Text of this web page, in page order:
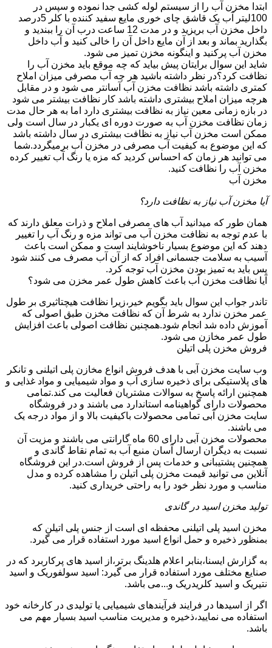
ابتدا مخزن آب را از سیستم لوله کشی جدا نموده و سپس در
100لیتر آب یک قاشق چای خوری مایع سفید کننده با کلر 5درصد
داخل مخزن آب بریزید و در مدت 12 ساعت درب آن را ببندید و
بگذارید بماند و بعد از آن مایع داخل آن را خالی کنید و آب داخل
مخزن آب پرکنید و اینگونه مخزن تمیز می شود.
شاید این سوال برایتان پیش بیاید که چه موقع باید مخزن آب را
نظافت کرد؟در نظر داشته باشید هر چه آب مصرفی میزان املاح
کمتری داشته باشد نظافت مخزن آب آسانتر می شود و در مقابل
هرچه میزان املاح بیشتری داشته باشد کار نظافت بیشتر می شود
در بازه زمانی معین نیاز به نظافت بیشتری دارد اما به هر حال مدت
زمان نظافت مخزن آب به صورت دوره ای یکبار در سال است ولی
ممکن است مخزن آب نیاز به نظافت بیشتری در سال داشته باشد
که این موضوع به کیفیت آب مصرفی در مخزن آب برمیگردد.شما
می توانید هر زمان که احساس کردید که مزه یا رنگ آب تغییر کرده
مخزن آب را نظافت کنید.
مخزن آب
آیا مخزن آب نیاز به نظافت دارد؟
همان طور که میدانید آب های مصرفی املاح و ذرات معلق دارند که
با عدم توجه به نظافت مخزن آب می تواند مزه و رنگ آب را تغییر
دهند که این موضوع بسیار ناخوشایند است و ممکن است باعث
آسیب به سلامت جسمانی افراد که از آن آب مصرف می کنند شود
پس باید به تمیز بودن مخزن آب توجه کرد.
آیا نظافت مخزن آب باعث کاهش طول عمر مخزن می شود؟
تاندر جواب این سوال باید بگویم خیر،زیرا نظافت هیچتاثیری بر طول
عمر مخزن ندارد به شرط آن که نظافت مخزن طبق اصولی که
آموزش داده شد انجام شود.همچنین نظافت اصولی باعث افزایش
طول عمر مخازن می شود.
فروش مخزن پلی اتیلن
وب سایت مخزن آبی با هدف فروش انواع مخازن پلی اتیلنی و تانکر
های پلاستیکی برای ذخیره سازی آب و مواد شیمیایی و مواد غذایی و
همچنین ارائه پاسخ به سوالات مشتریان فعالیت می کند.تمامی
محصولات دارای گواهینامه استاندارد می باشند و در فروشگاه
سایت مخزن آبی تمامی محصولات باکیفیت بالا و از مواد درجه یک
می باشند.
محصولات مخزن آبی دارای 60 ماه گارانتی می باشند و مزیت آن
نسبت به دیگران ارسال آسان منبع آب به تمام نقاط گاندی و
همچنین پشتیبانی و خدمات پس از فروش است.در این فروشگاه
آنلاین می توانید قیمت مخزن پلی اتیلن را مشاهده کرده و مدل
مناسب و مورد نظر خود را به راحتی خریداری کنید.
تولید مخزن اسید در گاندی
مخزن اسید پلی اتیلنی محفظه ای است از جنس پلی اتیلن که
بمنظور ذخیره و حمل انواع اسید مورد استفاده قرار می گیرد.
به گزارش ایسنا،بنابر اعلام هلدینگ برتر،از اسید های پرکاربرد که در
صنایع مختلف مورد استفاده قرار می گیرد: اسید سولفوریک و اسید
نتیریک و اسید کلریدریک و...می باشد.
اگر از اسیدها در فرایند فرآیندهای شیمیایی یا تولیدی در کارخانه خود
استفاده می نمایید،ذخیره و مدیریت مناسب اسید بسیار مهم می
باشد.